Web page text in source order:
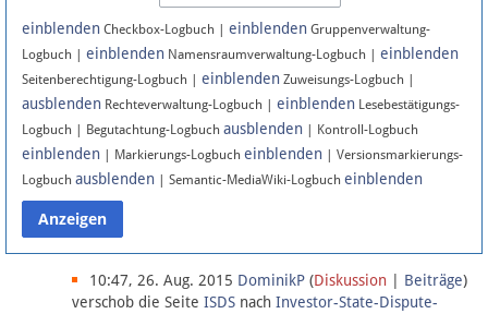
Facebook
Instagram
Anmelden
Datenschutz
Über Lobbypedia
einblenden Checkbox-Logbuch | einblenden Gruppenverwaltung-
Logbuch | einblenden Namensraumverwaltung-Logbuch | einblenden
Seitenberechtigung-Logbuch | einblenden Zuweisungs-Logbuch |
ausblenden Rechteverwaltung-Logbuch | einblenden Lesebestätigungs-
Logbuch | Begutachtung-Logbuch ausblenden | Kontroll-Logbuch
einblenden | Markierungs-Logbuch einblenden | Versionsmarkierungs-
Logbuch ausblenden | Semantic-MediaWiki-Logbuch einblenden
10:47, 26. Aug. 2015 DominikP (Diskussion Beiträge)
verschob die Seite ISDS nach Investor-State-Dispute-